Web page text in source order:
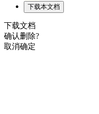
下载本文档
下载文档
确认删除?
取消确定